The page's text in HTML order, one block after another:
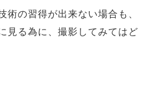
術の習得が出来ない場合も、
見る為に、撮影してみてはど